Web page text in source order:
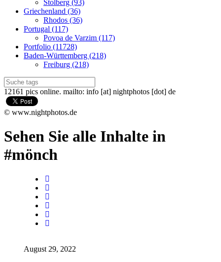
Stolberg (93)
Griechenland (36)
Rhodos (36)
Portugal (117)
Povoa de Varzim (117)
Portfolio (11728)
Baden-Württemberg (218)
Freiburg (218)
12161 pics online. mailto: info [at] nightphotos [dot] de
© www.nightphotos.de
Sehen Sie alle Inhalte in
#mönch
August 29, 2022